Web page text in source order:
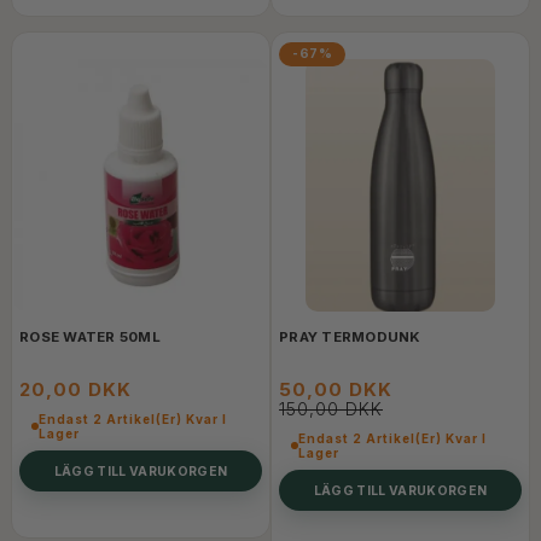
ROSE WATER 50ML
20,00 DKK
Endast 2 Artikel(er) Kvar I
Lager
LÄGG TILL VARUKORGEN
-67%
PRAY TERMODUNK
50,00 DKK
150,00 DKK
Endast 2 Artikel(er) Kvar I
Lager
LÄGG TILL VARUKORGEN